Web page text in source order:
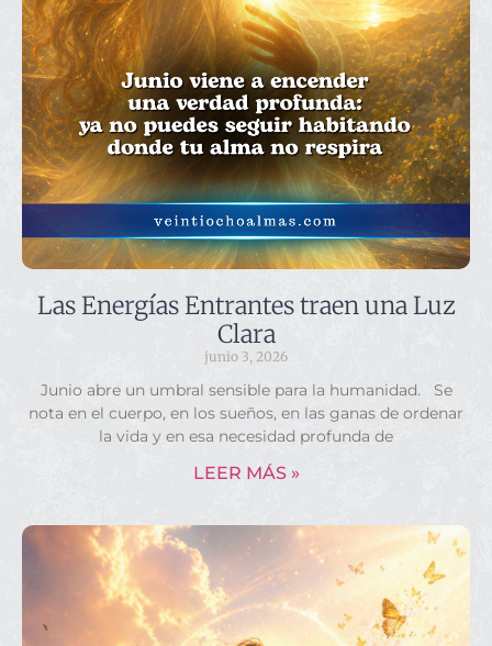
Las Energías Entrantes traen una Luz
Clara
junio 3, 2026
Junio abre un umbral sensible para la humanidad. Se
nota en el cuerpo, en los sueños, en las ganas de ordenar
la vida y en esa necesidad profunda de
LEER MÁS »